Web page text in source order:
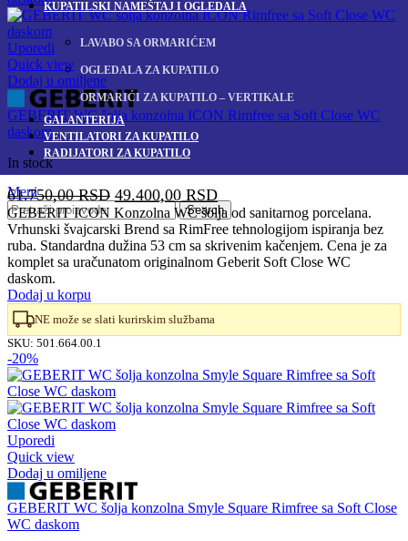
KUPATILSKI NAMEŠTAJ I OGLEDALA
LAVABO SA ORMARIĆEM
OGLEDALA ZA KUPATILO
ORMARIĆI ZA KUPATILO – VERTIKALE
GALANTERIJA
VENTILATORI ZA KUPATILO
RADIJATORI ZA KUPATILO
Meni
Search
Uporedi
Quick view
Dodaj u omiljene
GEBERIT WC šolja konzolna ICON Rimfree sa Soft Close WC
daskom
In stock
61.750,00RSD Originalna
cena
je
bila:
61.750,00 RSD.
49.400,00 RSDTrenutna
cena
je:
49.400,00 RSD.
GEBERIT ICON Konzolna WC šolja od sanitarnog porcelana.
Vrhunski švajcarski Brend sa RimFree tehnologijom ispiranja bez
ruba. Standardna dužina 53 cm sa skrivenim kačenjem. Cena je za
komplet sa uračunatom originalnom Geberit Soft Close WC
daskom.
Dodaj u korpu
NE može se slati kurirskim službama
SKU: 501.664.00.1
-20%
Uporedi
Quick view
Dodaj u omiljene
GEBERIT WC šolja konzolna Smyle Square Rimfree sa Soft Close
WC daskom